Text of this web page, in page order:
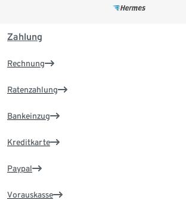
Zahlung
Rechnung
Ratenzahlung
Bankeinzug
Kreditkarte
Paypal
Vorauskasse